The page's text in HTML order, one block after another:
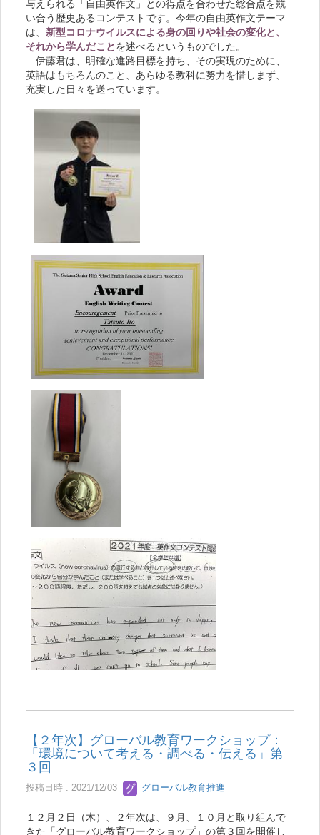
与えられる「自由英作文」との得点を合わせた総合点を競
い合う歴史あるコンテストです。今年の自由英作文テーマ
は、 新型コロナウイルスによる身の回りや社会の変化と、
それから学んだことを述べるというものでした。
伊藤君は、明確な進路目標を持ち、その実現のために、
英語はもちろんのこと、あらゆる教科に努力を惜しまず、
充実した日々を送っています。
【２年次】グローバル教育ワークショップ：
「環境について考える・調べる・伝える」第
３回
投稿日時 : 2021/12/03 グローバル教育推進
１２月２日（木）、２年次は、９月、１０月と取り組んで
きた「グローバル教育ワークショップ」の第３回を開催し